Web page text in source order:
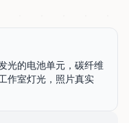
光的电池单元，碳纤维
作室灯光，照片真实